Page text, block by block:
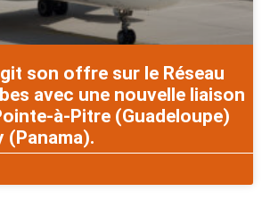
son offre sur le Réseau
avec une nouvelle liaison
à-Pitre (Guadeloupe)
(Panama).